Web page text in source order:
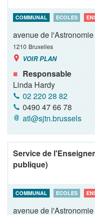
COMMUNAL ECOLES
avenue de
1210 Bruxelles
VOIR PLAN
Responsable
Linda Hardy
02 220 28 82
0490 47 66 78
atl@sjtn.brussels
Service de
publique)
COMMUNAL ECOLES
avenue de